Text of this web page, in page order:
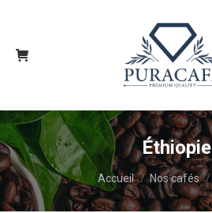
Éthiopie
Vous êtes ici :
Accueil Nos cafés